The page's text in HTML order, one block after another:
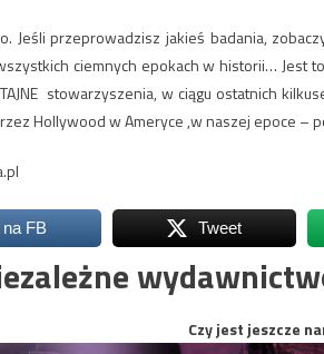
Jeśli przeprowadzisz jakieś badania,
ciemnych epokach w historii… Jest
stowarzyszenia, w ciągu ostatnich
Hollywood w Ameryce ,w naszej epoce –
FB Tweet
Czy jest jeszcze